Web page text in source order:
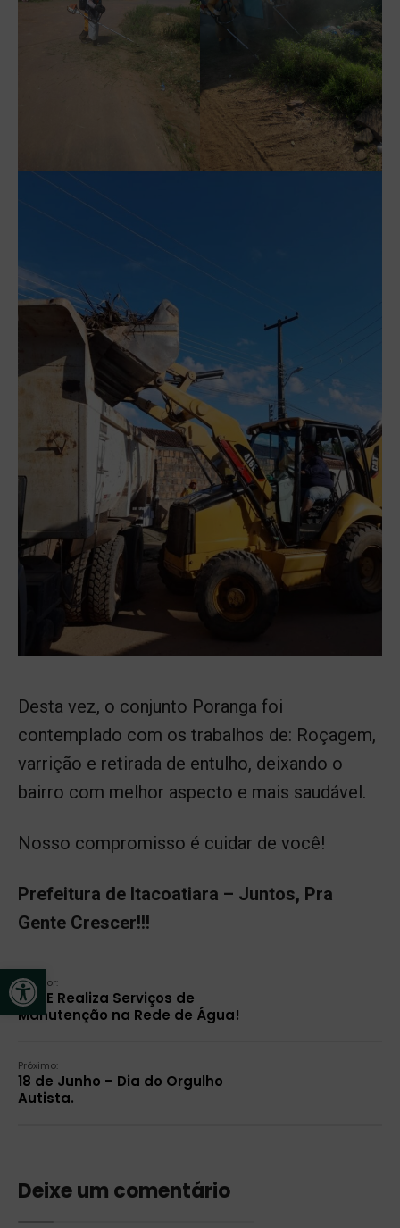
Abrir a barra de ferramentas
Desta vez, o conjunto Poranga foi
contemplado com os trabalhos de: Roçagem,
varrição e retirada de entulho, deixando o
bairro com melhor aspecto e mais saudável.
Nosso compromisso é cuidar de você!
Prefeitura de Itacoatiara – Juntos, Pra
Gente Crescer!!!
Anterior:
SAAE Realiza Serviços de
Manutenção na Rede de Água!
Próximo:
18 de Junho – Dia do Orgulho
Autista.
Deixe um comentário